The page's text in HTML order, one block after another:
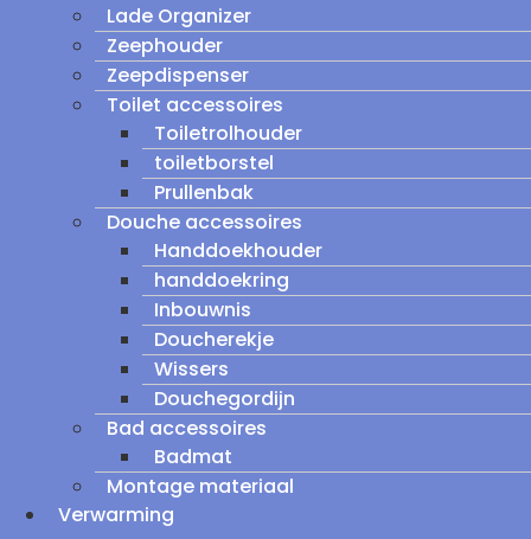
Lade Organizer
Zeephouder
Zeepdispenser
Toilet accessoires
Toiletrolhouder
toiletborstel
Prullenbak
Douche accessoires
Handdoekhouder
handdoekring
Inbouwnis
Doucherekje
Wissers
Douchegordijn
Bad accessoires
Badmat
Montage materiaal
Verwarming